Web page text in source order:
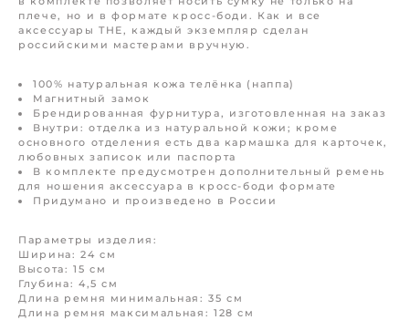
плече, но и в формате кросс-боди. Как и все
аксессуары THЕ, каждый экземпляр сделан
российскими мастерами вручную.
100% натуральная кожа телёнка (наппа)
Магнитный замок
Брендированная фурнитура, изготовленная на заказ
Внутри: отделка из натуральной кожи; кроме
основного отделения есть два кармашка для карточек,
любовных записок или паспорта
В комплекте предусмотрен дополнительный ремень
для ношения аксессуара в кросс-боди формате
Придумано и произведено в России
Параметры изделия:
Ширина: 24 см
Высота: 15 см
Глубина: 4,5 см
Длина ремня минимальная: 35 см
Длина ремня максимальная: 128 см